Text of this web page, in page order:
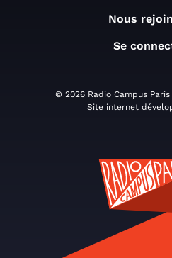
Nous
Se
© 2026 Radio Campus
Site internet